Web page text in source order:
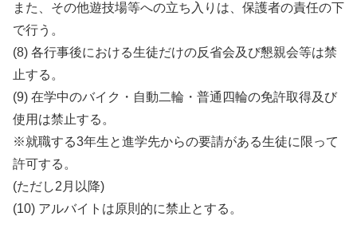
また、その他遊技場等への立ち入りは、保護者の責任の下
で行う。
(8) 各行事後における生徒だけの反省会及び懇親会等は禁
止する。
(9) 在学中のバイク・自動二輪・普通四輪の免許取得及び
使用は禁止する。
※就職する3年生と進学先からの要請がある生徒に限って
許可する。
(ただし2月以降)
(10) アルバイトは原則的に禁止とする。